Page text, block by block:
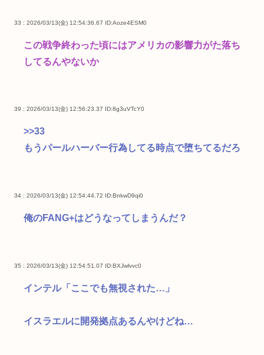
33 : 2026/03/13(金) 12:54:36.67 ID:Aoze4ESM0
この戦争終わった頃にはアメリカの影響力がた落ち
してるんやないか
39 : 2026/03/13(金) 12:56:23.37 ID:8g3uVTcY0
>>33
もうパールハーバー行為してる時点で堕ちてるだろ
34 : 2026/03/13(金) 12:54:44.72 ID:BnkwD9qi0
俺のFANG+はどうなってしまうんだ？
35 : 2026/03/13(金) 12:54:51.07 ID:BXJwlvvc0
インテル「ここでも無視された…」
イスラエルに開発拠点あるんやけどね…